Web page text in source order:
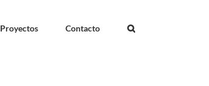
Proyectos Contacto